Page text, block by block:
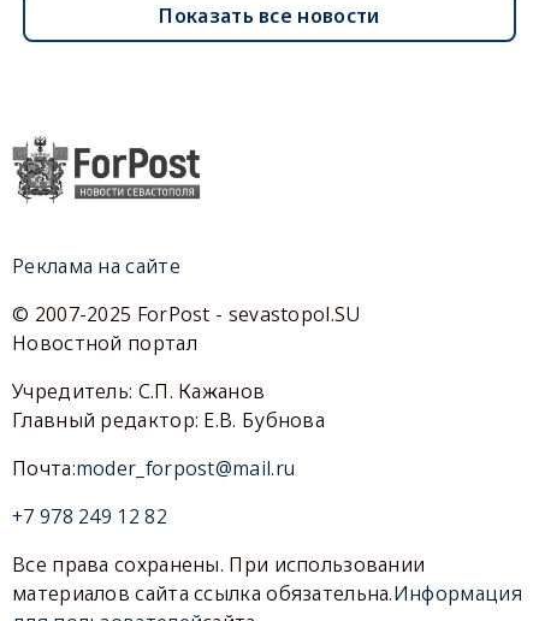
Показать все новости
Реклама на сайте
© 2007-2025 ForPost - sevastopol.SU
Новостной портал
Учредитель: С.П. Кажанов
Главный редактор: Е.В. Бубнова
Почта:moder_forpost@mail.ru
+7 978 249 12 82
Все права сохранены. При использовании
материалов сайта ссылка обязательна.Информация